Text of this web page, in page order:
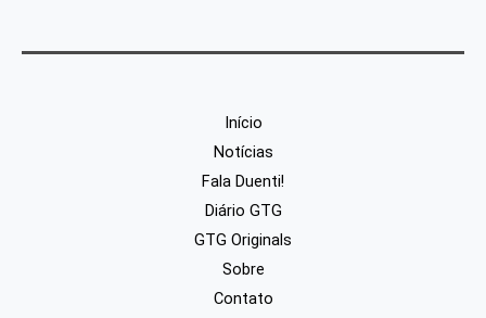
Início
Notícias
Fala Duenti!
Diário GTG
GTG Originals
Sobre
Contato